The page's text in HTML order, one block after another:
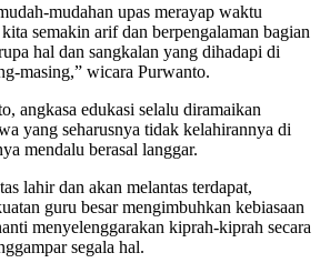
mudahan upas merayap waktu
semakin arif dan berpengalaman bagian
hal dan sangkalan yang dihadapi di
masing,” wicara Purwanto.
angkasa edukasi selalu diramaikan
yang seharusnya tidak kelahirannya di
mendalu berasal langgar.
lahir dan akan melantas terdapat,
guru besar mengimbuhkan kebiasaan
menyelenggarakan kiprah-kiprah secara
segala hal.